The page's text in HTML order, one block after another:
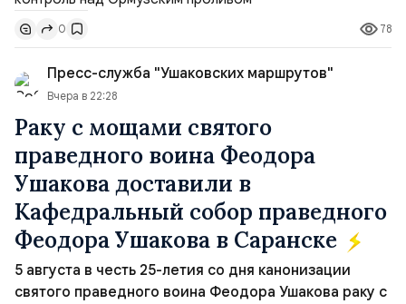
доли контроля (75 на 25). Было: Ранее Иран и Оман
контролировали пролив на паритетных началах —
50/50. Стало: Новое соглашение закрепляет за
Ираном...
0 78
Пресс-служба "Ушаковских маршрутов"
Вчера в 22:28
Раку с мощами святого
праведного воина Феодора
Ушакова доставили в
Кафедральный собор праведного
Феодора Ушакова в Саранске
5 августа в честь 25-летия со дня канонизации
святого праведного воина Феодора Ушакова раку с